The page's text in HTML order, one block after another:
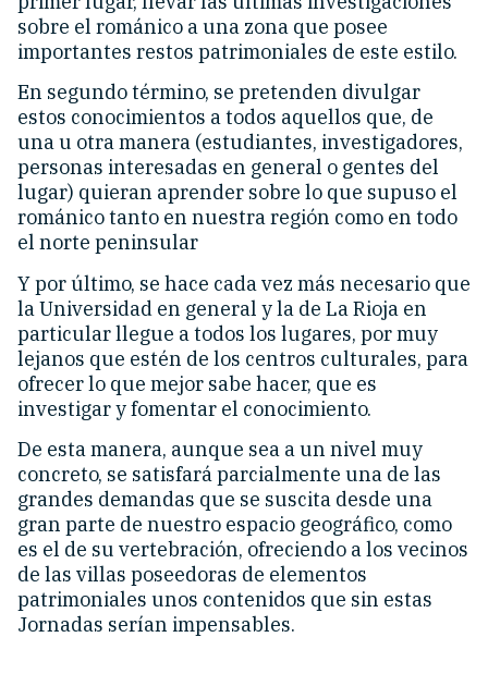
sobre el románico a una zona que posee
importantes restos patrimoniales de este estilo.
En segundo término, se pretenden divulgar
estos conocimientos a todos aquellos que, de
una u otra manera (estudiantes, investigadores,
personas interesadas en general o gentes del
lugar) quieran aprender sobre lo que supuso el
románico tanto en nuestra región como en todo
el norte peninsular
Y por último, se hace cada vez más necesario que
la Universidad en general y la de La Rioja en
particular llegue a todos los lugares, por muy
lejanos que estén de los centros culturales, para
ofrecer lo que mejor sabe hacer, que es
investigar y fomentar el conocimiento.
De esta manera, aunque sea a un nivel muy
concreto, se satisfará parcialmente una de las
grandes demandas que se suscita desde una
gran parte de nuestro espacio geográfico, como
es el de su vertebración, ofreciendo a los vecinos
de las villas poseedoras de elementos
patrimoniales unos contenidos que sin estas
Jornadas serían impensables.